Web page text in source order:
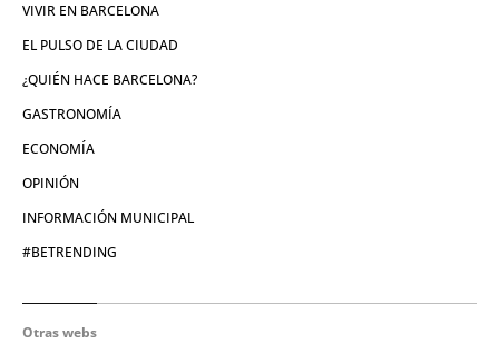
VIVIR EN BARCELONA
EL PULSO DE LA CIUDAD
¿QUIÉN HACE BARCELONA?
GASTRONOMÍA
ECONOMÍA
OPINIÓN
INFORMACIÓN MUNICIPAL
#BETRENDING
Otras webs